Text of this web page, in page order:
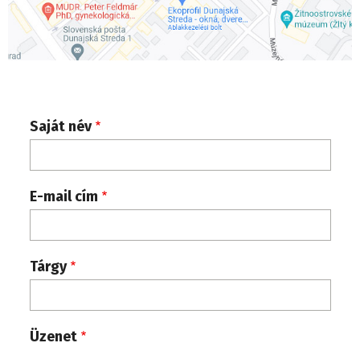
Saját név
E-mail cím
Tárgy
Üzenet